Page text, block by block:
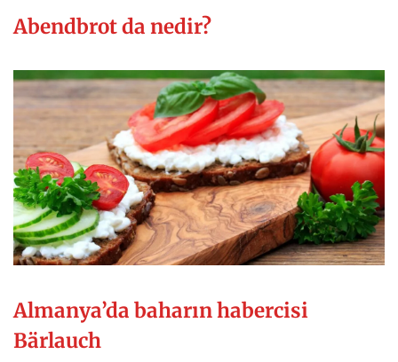
Abendbrot da nedir?
Almanya’da baharın habercisi
Bärlauch